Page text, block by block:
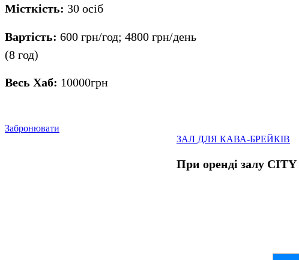
Місткість: 30 осіб
Вартість: 600 грн/год; 4800 грн/день
(8 год)
Весь Хаб: 10000грн
Забронювати
ЗАЛ ДЛЯ КАВА-БРЕЙКІВ
При оренді залу CITY